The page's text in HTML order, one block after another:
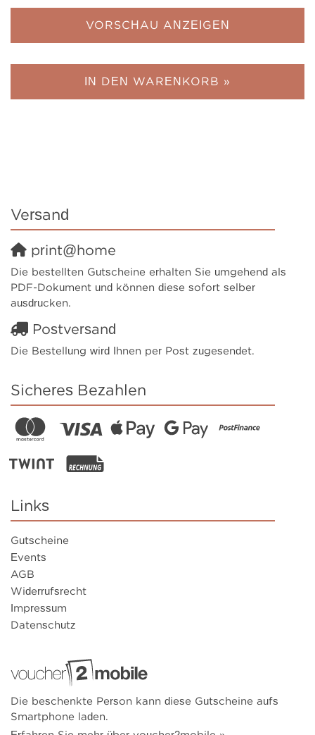
VORSCHAU ANZEIGEN
IN DEN WARENKORB »
Versand
print@home
Die bestellten Gutscheine erhalten Sie umgehend als
PDF-Dokument und können diese sofort selber
ausdrucken.
Postversand
Die Bestellung wird Ihnen per Post zugesendet.
Sicheres Bezahlen
Links
Gutscheine
Events
AGB
Widerrufsrecht
Impressum
Datenschutz
Die beschenkte Person kann diese Gutscheine aufs
Smartphone laden.